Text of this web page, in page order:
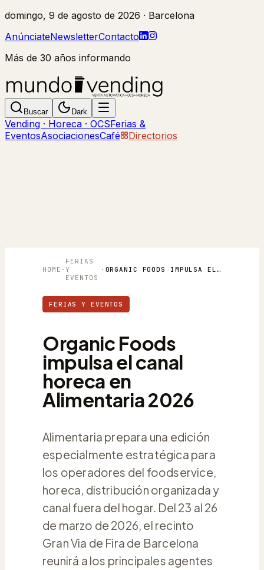
domingo, 9 de agosto de 2026 · Barcelona
AnúnciateNewsletterContacto
Más de 30 años informando
Buscar Dark
Vending · Horeca · OCSFerias &
EventosAsociacionesCafé Directorios
HOME ·
FERIAS
Y
EVENTOS
· ORGANIC FOODS IMPULSA EL CANAL HORECA EN ALIMENTARIA 2026
FERIAS Y EVENTOS
Organic Foods
impulsa el canal
horeca en
Alimentaria 2026
Alimentaria prepara una edición
especialmente estratégica para
los operadores del foodservice,
horeca, distribución organizada y
canal fuera del hogar. Del 23 al 26
de marzo de 2026, el recinto
Gran Via de Fira de Barcelona
reunirá a los principales agentes